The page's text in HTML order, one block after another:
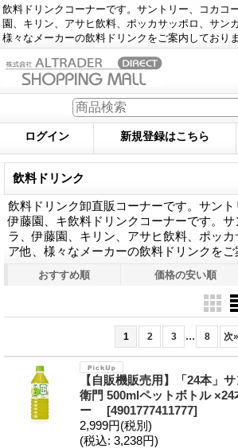
飲料ドリンクコーナーです。サントリー、コカコ
園、キリン、アサヒ飲料、ポッカサッポロ、サン
様々なメーカーの飲料ドリンクをご案内しておりま
ログイン 新規登録はこちら
飲料ドリンク
飲料ドリンク卸直販コーナーです。サント
伊藤園、キ飲料ドリンクコーナーです。
ラ、伊藤園、キリン、アサヒ飲料、ポッカ
ア他、様々なメーカーの飲料ドリンクをご
おすすめ順 価格の安い順
1 2 3 ... 8 次»
【自販機販売用】「24本」
衛門 500mlペットボトル
ー [4901777411777]
2,999円(税別)
(税込: 3,238円)